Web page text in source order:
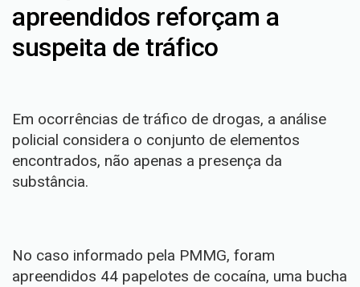
apreendidos reforçam a
suspeita de tráfico
Em ocorrências de tráfico de drogas, a análise
policial considera o conjunto de elementos
encontrados, não apenas a presença da
substância.
No caso informado pela PMMG, foram
apreendidos 44 papelotes de cocaína, uma bucha